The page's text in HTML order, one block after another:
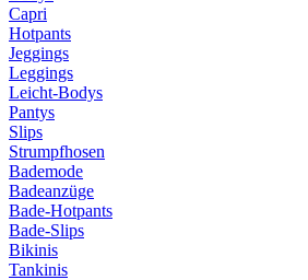
Capri
Hotpants
Jeggings
Leggings
Leicht-Bodys
Pantys
Slips
Strumpfhosen
Bademode
Badeanzüge
Bade-Hotpants
Bade-Slips
Bikinis
Tankinis